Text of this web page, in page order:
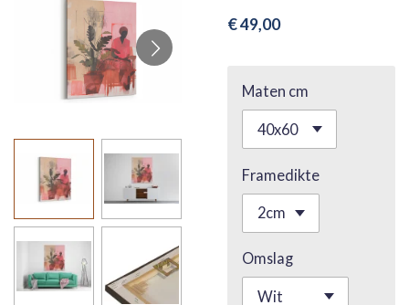
€ 49,00
Maten cm
Framedikte
Omslag